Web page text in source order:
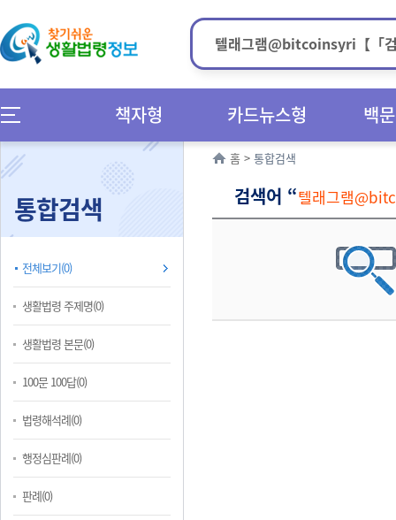
책자형 카드뉴스형 백
통합검색
전체보기(0)
생활법령 주제명(0)
생활법령 본문(0)
100문 100답(0)
법령해석례(0)
행정심판례(0)
판례(0)
홈 > 통합검색
검색어 “텔래그램